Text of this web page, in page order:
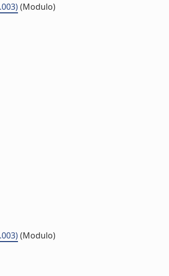
(Modulo)
(Modulo)